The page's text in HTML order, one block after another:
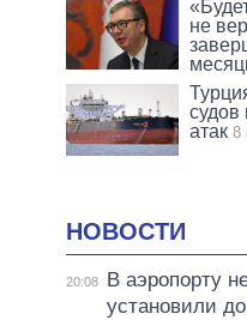
не
судов
атак 8
НОВОСТИ
20:08
В аэропорту
установили